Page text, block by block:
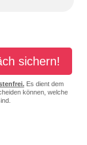
sichern!
Es dient dem
können, welche